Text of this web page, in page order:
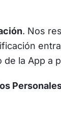
. Nos
de la App a